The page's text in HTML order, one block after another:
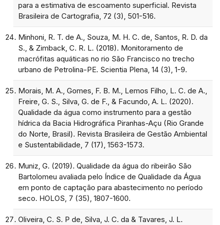
para a estimativa de escoamento superficial. Revista
Brasileira de Cartografia, 72 (3), 501-516.
Minhoni, R. T. de A., Souza, M. H. C. de, Santos, R. D. da
S., & Zimback, C. R. L. (2018). Monitoramento de
macrófitas aquáticas no rio São Francisco no trecho
urbano de Petrolina-PE. Scientia Plena, 14 (3), 1-9.
Morais, M. A., Gomes, F. B. M., Lemos Filho, L. C. de A.,
Freire, G. S., Silva, G. de F., & Facundo, A. L. (2020).
Qualidade da água como instrumento para a gestão
hídrica da Bacia Hidrográfica Piranhas-Açu (Rio Grande
do Norte, Brasil). Revista Brasileira de Gestão Ambiental
e Sustentabilidade, 7 (17), 1563-1573.
Muniz, G. (2019). Qualidade da água do ribeirão São
Bartolomeu avaliada pelo Índice de Qualidade da Água
em ponto de captação para abastecimento no período
seco. HOLOS, 7 (35), 1807-1600.
Oliveira, C. S. P de, Silva, J. C. da & Tavares, J. L.